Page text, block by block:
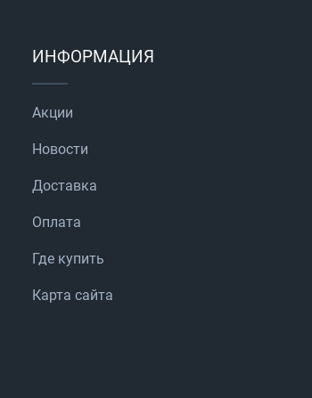
ИНФОРМАЦИЯ
Акции
Новости
Доставка
Оплата
Где купить
Карта сайта